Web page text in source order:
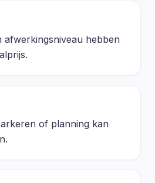
afwerkingsniveau hebben
of planning kan